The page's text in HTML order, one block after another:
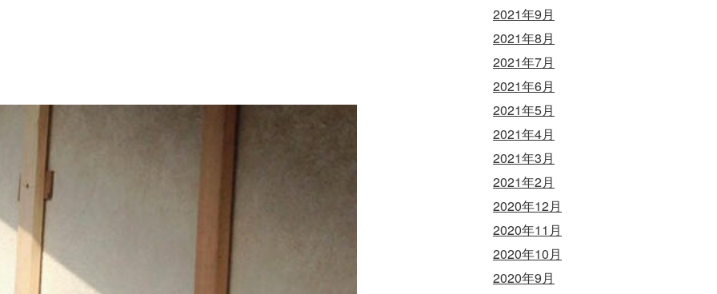
2021年9月
2021年8月
2021年7月
2021年6月
2021年5月
2021年4月
2021年3月
2021年2月
2020年12月
2020年11月
2020年10月
2020年9月